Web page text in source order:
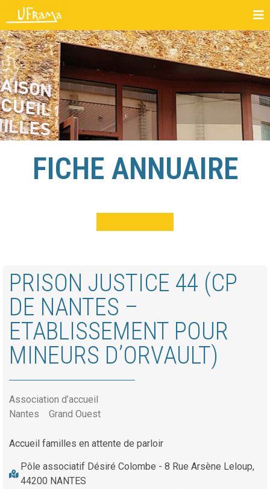
FICHE ANNUAIRE
PRISON JUSTICE 44 (CP
DE NANTES –
ETABLISSEMENT POUR
MINEURS D’ORVAULT)
Association d’accueil
Nantes
Grand Ouest
Accueil familles en attente de parloir
Pôle associatif Désiré Colombe - 8 Rue Arsène Leloup,
44200 NANTES